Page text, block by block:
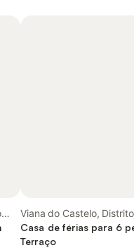
Viana do Castelo,
Castelo
Casa de férias para 6
Terraço